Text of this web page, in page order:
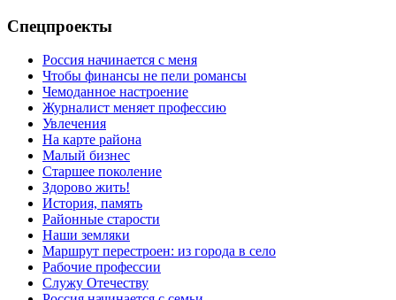
Спецпроекты
Россия начинается с меня
Чтобы финансы не пели романсы
Чемоданное настроение
Журналист меняет профессию
Увлечения
На карте района
Малый бизнес
Старшее поколение
Здорово жить!
История, память
Районные старости
Наши земляки
Маршрут перестроен: из города в село
Рабочие профессии
Служу Отечеству